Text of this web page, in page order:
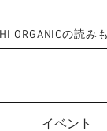
ORGANICの読み
イベント